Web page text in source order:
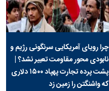
چرا رویای آمریکایی سرنگونی رژیم و
نابودی محور مقاومت تعبیر نشد؟ |
پشت پرده تجارت پهپاد‌ ۱۵۰۰ دلاری
که واشنگتن را زمین زد